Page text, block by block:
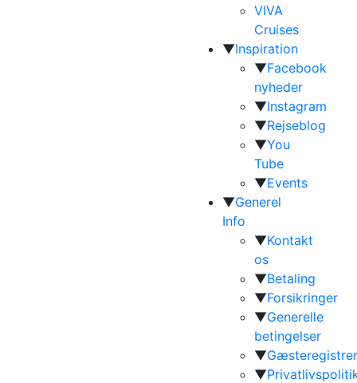
VIVA
Cruises
▼Inspiration
▼Facebook
nyheder
▼Instagram
▼Rejseblog
▼You
Tube
▼Events
▼Generel
Info
▼Kontakt
os
▼Betaling
▼Forsikringer
▼Generelle
betingelser
▼
▼